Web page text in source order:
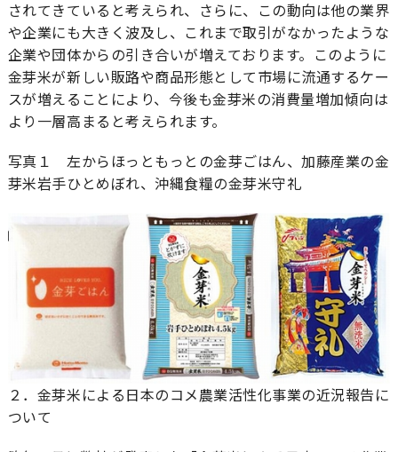
されてきていると考えられ、さらに、この動向は他の業界
や企業にも大きく波及し、これまで取引がなかったような
企業や団体からの引き合いが増えております。このように
金芽米が新しい販路や商品形態として市場に流通するケー
スが増えることにより、今後も金芽米の消費量増加傾向は
より一層高まると考えられます。
写真１ 左からほっともっとの金芽ごはん、加藤産業の金
芽米岩手ひとめぼれ、沖縄食糧の金芽米守礼
２．金芽米による日本のコメ農業活性化事業の近況報告に
ついて